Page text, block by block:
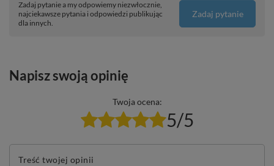
Zadaj pytanie a my odpowiemy niezwłocznie,
najciekawsze pytania i odpowiedzi publikując
dla innych.
Zadaj pytanie
Napisz swoją opinię
Twoja ocena:
5/5
Treść twojej opinii